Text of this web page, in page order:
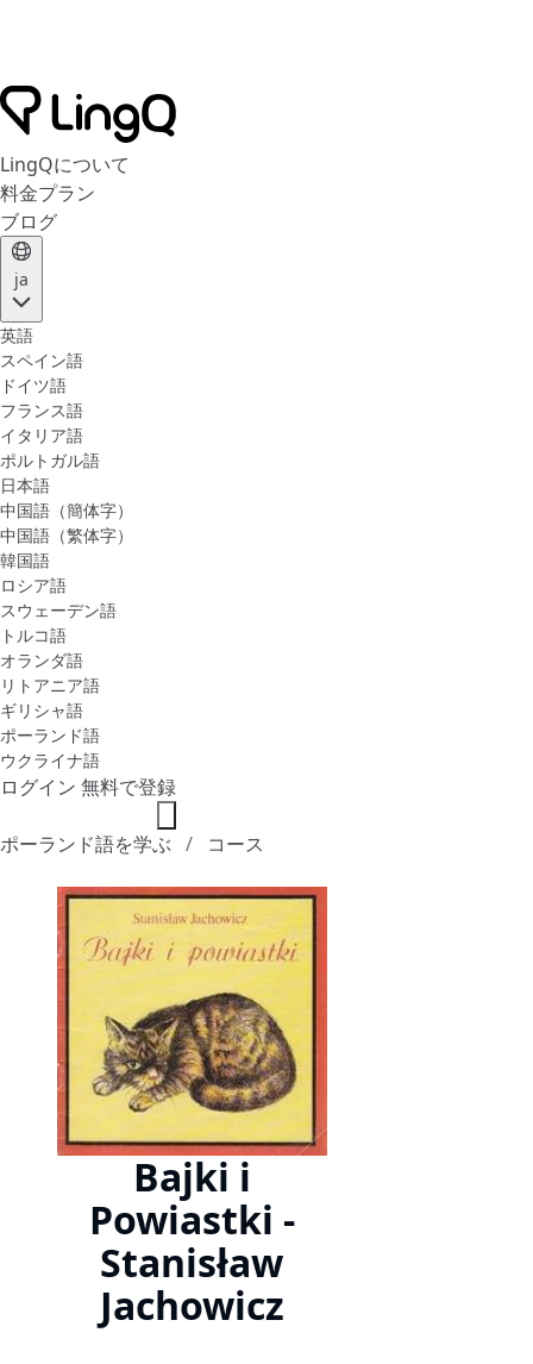
LingQについて
料金プラン
ブログ
ja
英語
スペイン語
ドイツ語
フランス語
イタリア語
ポルトガル語
日本語
中国語（簡体字）
中国語（繁体字）
韓国語
ロシア語
スウェーデン語
トルコ語
オランダ語
リトアニア語
ギリシャ語
ポーランド語
ウクライナ語
ログイン 無料で登録
ポーランド語を学ぶ コース
Bajki i
Powiastki -
Stanisław
Jachowicz